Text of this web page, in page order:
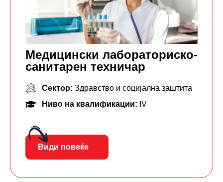
Mедицински лабораторискo-
санитарен техничар
Сектор: Здравство и социјална заштита
Ниво на квалификации: IV
Види повеќе